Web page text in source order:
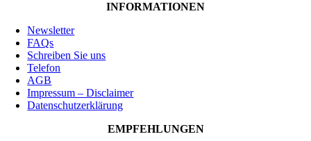
INFORMATIONEN
Newsletter
FAQs
Schreiben Sie uns
Telefon
AGB
Impressum – Disclaimer
Datenschutzerklärung
EMPFEHLUNGEN